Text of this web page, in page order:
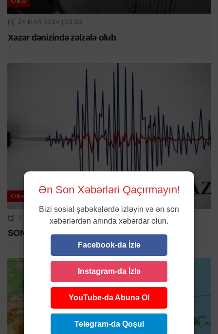
24 MAR 2024 | 09:03
Xəzər dənizində zəlzələ olub
Ölkə
7 NOY 2024 | 13:01
SON DƏQİQƏ: Zəlzələ oldu
Ən Son Xəbərləri Qaçırmayın!
Bizi sosial şəbəkələrdə izləyin və ən son
xəbərlərdən anında xəbərdar olun.
Facebook-da İzlə
Instagram-da İzlə
YouTube-da Abunə Ol
Telegram-da Qoşul